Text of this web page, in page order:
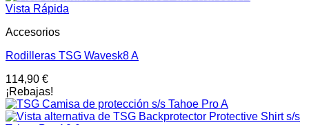
Vista Rápida
Accesorios
Rodilleras TSG Wavesk8 A
114,90 €
¡Rebajas!